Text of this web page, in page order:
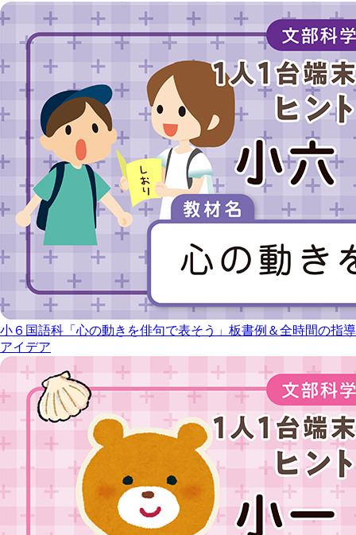
小６国語科「心の動きを俳句で表そう」板書例＆全時間の指導
アイデア